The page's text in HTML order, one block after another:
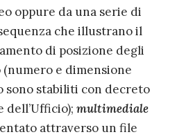
oppure da una serie di
che illustrano il
di posizione degli
e dimensione
sono stabiliti con decreto
multimediale
attraverso un file